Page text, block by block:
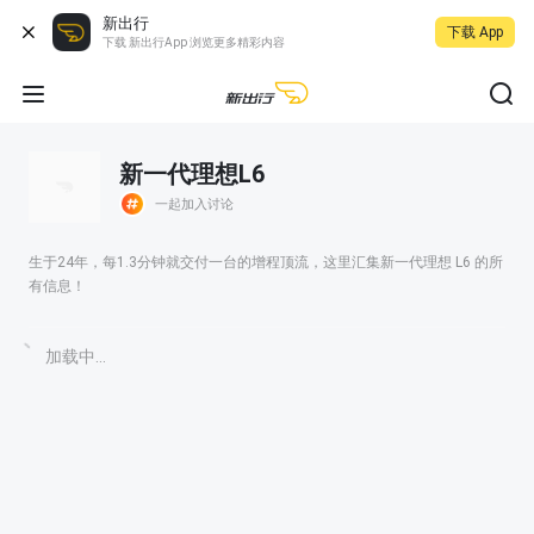
新出行
下载 新出行App 浏览更多精彩内容
下载 App
新一代理想L6
一起加入讨论
生于24年，每1.3分钟就交付一台的增程顶流，这里汇集新一代理想 L6 的所
有信息！
加载中...